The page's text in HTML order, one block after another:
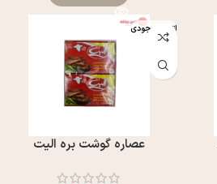
اتمام موجودی
عصاره گوشت بره الیت